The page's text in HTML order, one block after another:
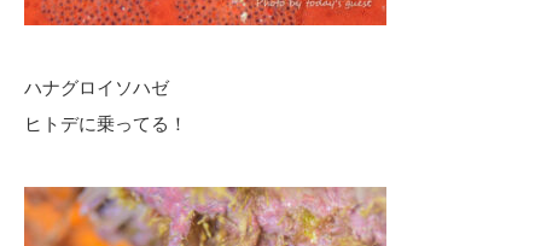
ハナグロイソハゼ
ヒトデに乗ってる！